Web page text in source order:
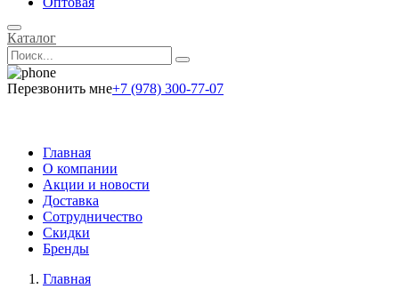
Каталог
Перезвонить мне+7 (978) 300-77-07
Главная
О компании
Акции и новости
Доставка
Сотрудничество
Скидки
Бренды
Главная